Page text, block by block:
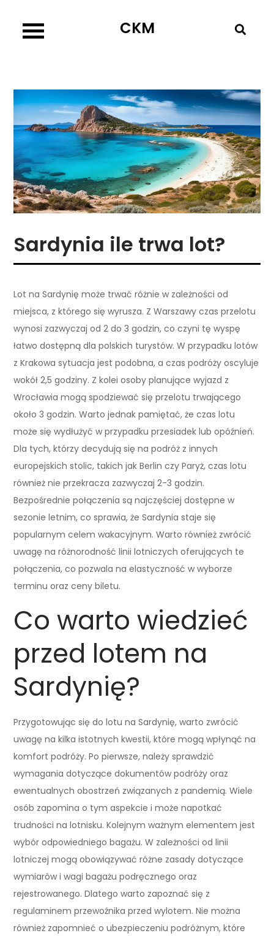
content
CKM
Sardynia ile trwa lot?
Lot na Sardynię może trwać różnie w zależności od
miejsca, z którego się wyrusza. Z Warszawy czas przelotu
wynosi zazwyczaj od 2 do 3 godzin, co czyni tę wyspę
łatwo dostępną dla polskich turystów. W przypadku lotów
z Krakowa sytuacja jest podobna, a czas podróży oscyluje
wokół 2,5 godziny. Z kolei osoby planujące wyjazd z
Wrocławia mogą spodziewać się przelotu trwającego
około 3 godzin. Warto jednak pamiętać, że czas lotu
może się wydłużyć w przypadku przesiadek lub opóźnień.
Dla tych, którzy decydują się na podróż z innych
europejskich stolic, takich jak Berlin czy Paryż, czas lotu
również nie przekracza zazwyczaj 2-3 godzin.
Bezpośrednie połączenia są najczęściej dostępne w
sezonie letnim, co sprawia, że Sardynia staje się
popularnym celem wakacyjnym. Warto również zwrócić
uwagę na różnorodność linii lotniczych oferujących te
połączenia, co pozwala na elastyczność w wyborze
terminu oraz ceny biletu.
Co warto wiedzieć
przed lotem na
Sardynię?
Przygotowując się do lotu na Sardynię, warto zwrócić
uwagę na kilka istotnych kwestii, które mogą wpłynąć na
komfort podróży. Po pierwsze, należy sprawdzić
wymagania dotyczące dokumentów podróży oraz
ewentualnych obostrzeń związanych z pandemią. Wiele
osób zapomina o tym aspekcie i może napotkać
trudności na lotnisku. Kolejnym ważnym elementem jest
wybór odpowiedniego bagażu. W zależności od linii
lotniczej mogą obowiązywać różne zasady dotyczące
wymiarów i wagi bagażu podręcznego oraz
rejestrowanego. Dlatego warto zapoznać się z
regulaminem przewoźnika przed wylotem. Nie można
również zapomnieć o ubezpieczeniu podróżnym, które